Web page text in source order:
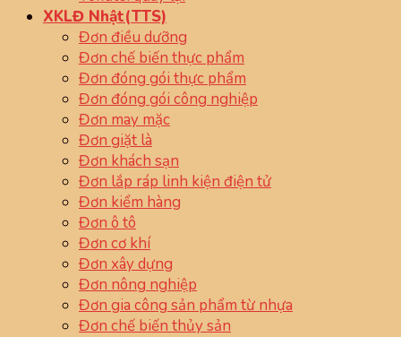
XKLĐ Nhật(TTS)
Đơn điều dưỡng
Đơn chế biến thực phẩm
Đơn đóng gói thực phẩm
Đơn đóng gói công nghiệp
Đơn may mặc
Đơn giặt là
Đơn khách sạn
Đơn lắp ráp linh kiện điện tử
Đơn kiểm hàng
Đơn ô tô
Đơn cơ khí
Đơn xây dựng
Đơn nông nghiệp
Đơn gia công sản phẩm từ nhựa
Đơn chế biến thủy sản